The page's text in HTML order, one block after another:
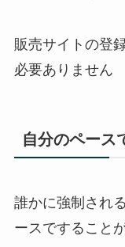
販売サイトの登
必要ありません
自分のペース
誰かに強制され
ースですること